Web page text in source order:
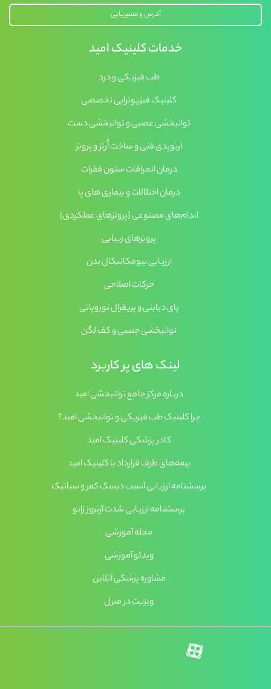
آدرس و مسیریابی
خدمات کلینیک امید
طب فیزیکی و درد
کلینیک فیزیوتراپی تخصصی
توانبخشی عصبی و توانبخشی دست
ارتوپدی فنی و ساخت اُرتز و پروتز
درمان انحرافات ستون فقرات
درمان اختلالات و بیماری های پا
اندام‌های مصنوعی (پروتزهای عملکردی)
پروتزهای زیبایی
ارزیابی بیومکانیکال بدن
حرکات اصلاحی
پای دیابتی و پریفرال نوروپاتی
توانبخشی جنسی و کف لگن
لینک های پر کاربرد
درباره مرکز جامع توانبخشی امید
چرا کلینیک طب فیزیکی و توانبخشی امید؟
کادر پزشکی کلینیک امید
بیمه‌های طرف قرارداد با کلینیک امید
پرسشنامه ارزیابی آسیب دیسک کمر و سیاتیک
پرسشنامه ارزیابی شدت آرتروز زانو
مجله آموزشی
ویدئو آموزشی
مشاوره پزشکی آنلاین
ویزیت در منزل